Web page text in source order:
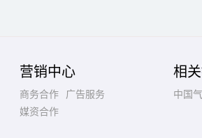
营销中心
商务合作
广告服务
媒资合作
相
中国